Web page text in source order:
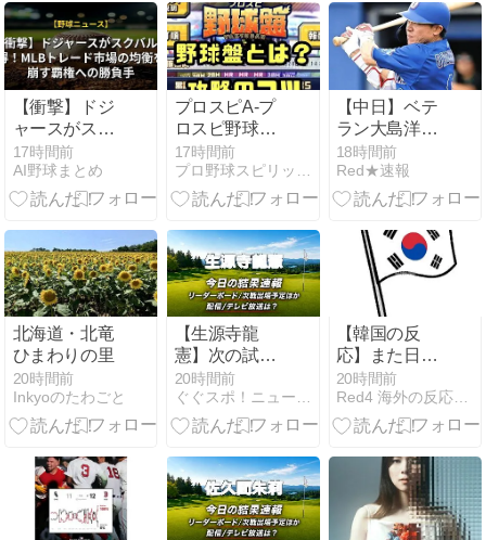
賛否の声【海
外の反応】
のIT業界は
色々と問題が
あるからな」
「ゲームのUI
は優れてるの
に不思議」
【衝撃】ドジ
ャースがスク
バル獲得！
MLBトレード
市場の均衡を
17時間前
AI野球まとめ
プロスピA-プ
ロスピ野球盤
攻略のコツ！
オーダーの変
え方は？
17時間前
【中日】ベテ
ラン大島洋平
が語る現代の
衝撃！二軍で
150キロを連
ちのすさまじ
い進化
18時間前
Red★速報
北海道・北竜
ひまわりの里
20時間前
Inkyoのたわごと
【生源寺龍
憲】次の試
合・出場予定
2026｜テレビ
放送・今日の
20時間前
【韓国の反
応】また日本
が竹島の領有
権を主張して
きたぞ → 「こ
に終わらない
な」「日本政
府の支持率が
落ちてきた時
20時間前
Red4 海外の反応まとめ